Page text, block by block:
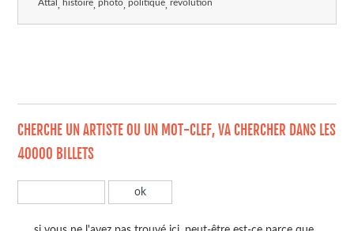
Attal histoire photo politique revolution
CHERCHE UN ARTISTE OU UN MOT-CLEF, VA CHERCHER DANS LES
40000 BILLETS